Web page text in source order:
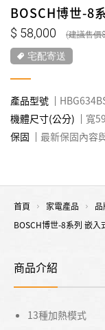
BOSCH博世-8
58,000
宅配寄送
產品型號
機體尺寸(公分)
寬
保固
最新保固內容
首頁 家電產品
BOSCH博世-8系列 嵌入
商品介紹
13種加熱模式